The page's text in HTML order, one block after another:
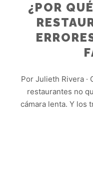
¿POR
Por Julieth Rivera ·
restaurantes no
cámara lenta. Y los